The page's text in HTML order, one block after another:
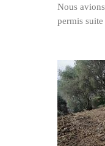
Nous
permis